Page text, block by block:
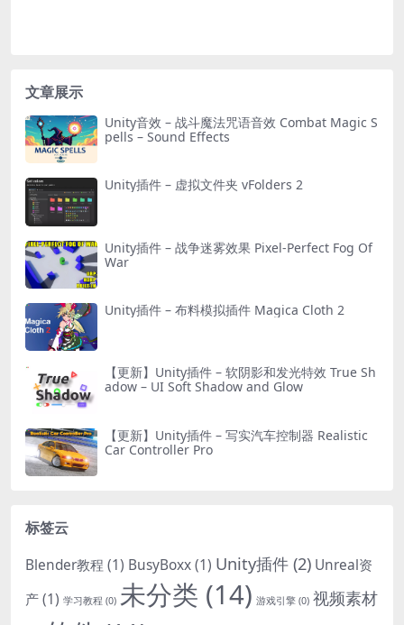
文章展示
Unity音效 – 战斗魔法咒语音效 Combat Magic S
pells – Sound Effects
Unity插件 – 虚拟文件夹 vFolders 2
Unity插件 – 战争迷雾效果 Pixel-Perfect Fog Of
War
Unity插件 – 布料模拟插件 Magica Cloth 2
【更新】Unity插件 – 软阴影和发光特效 True Sh
adow – UI Soft Shadow and Glow
【更新】Unity插件 – 写实汽车控制器 Realistic
Car Controller Pro
标签云
Blender教程 (1) BusyBoxx(1) Unity插件 (2) Unreal资
产(1) 学习教程 (0) 未分类 (14) 游戏引擎 (0) 视频素材